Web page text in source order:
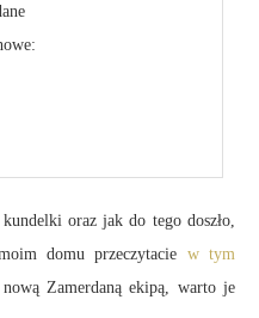
oraz jak do tego doszło,
domu przeczytacie w tym
Zamerdaną ekipą, warto je